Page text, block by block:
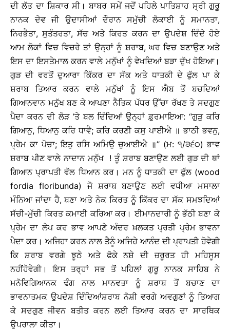
ਦੀ ਲੱਤ ਦਾ ਸ਼ਿਕਾਰ ਸੀ। ਬਾਬਰ ਸਮੇਂ ਜਦੋਂ ਪਹਿਲੇ ਪਾਤਿਸ਼ਾਹ ਸ੍ਰੀ ਗੁਰੂ
ਨਾਨਕ ਦੇਵ ਜੀ ਉਦਾਸੀਆਂ ਦੌਰਾਨ ਸਮੁੱਚੀ ਲੋਕਾਈ ਨੂੰ ਸਮਾਨਤਾ,
ਨਿਰਭੈਤਾ, ਸੁਤੰਤਰਤਾ, ਸੱਚ ਅਤੇ ਕਿਰਤ ਕਰਨ ਦਾ ਉਪਦੇਸ਼ ਦਿੰਦੇ ਹੋਏ
ਆਮ ਲੋਕਾਂ ਵਿਚ ਵਿਚਰੇ ਤਾਂ ਉਨ੍ਹਾਂ ਨੂੰ ਸ਼ਰਾਬ, ਘਰ ਵਿਚ ਬਣਾਉਣ ਅਤੇ
ਇਸ ਦਾ ਇਸਤੇਮਾਲ ਕਰਨ ਵਾਲੇ ਮਨੁੱਖਾਂ ਨੂੰ ਵੇਖਦਿਆਂ ਬੜਾ ਦੁੱਖ ਹੋਇਆ।
ਗੁੜ ਦੀ ਵਰਤੋਂ ਦੁਆਰਾ ਕਿੱਕਰ ਦਾ ਸੱਕ ਅਤੇ ਧਾਤਕੀ ਦੇ ਫੁੱਲ ਪਾ ਕੇ
ਸ਼ਰਾਬ ਤਿਆਰ ਕਰਨ ਵਾਲੇ ਮਨੁੱਖਾਂ ਨੂੰ ਇਸ ਐਬ ਤੋਂ ਬਚਦਿਆਂ
ਗਿਆਨਵਾਨ ਮਨੁੱਖ ਬਣ ਕੇ ਆਪਣਾ ਨੈਤਿਕ ਪੱਧਰ ਉੱਚਾ ਰੱਖਣ ਤੇ ਸਦਗੁਣ
ਪੈਦਾ ਕਰਨ ਦੀ ਲੋੜ ’ਤੇ ਬਲ ਦਿੰਦਿਆਂ ਉਨ੍ਹਾਂ ਫ਼ੁਰਮਾਇਆ: ‘‘ਗੁੜੁ ਕਰਿ
ਗਿਆਨੁ, ਧਿਆਨੁ ਕਰਿ ਧਾਵੈ; ਕਰਿ ਕਰਣੀ ਕਸੁ ਪਾਈਐ ॥ ਭਾਠੀ ਭਵਨੁ,
ਪ੍ਰੇਮ ਕਾ ਪੋਚਾ; ਇਤੁ ਰਸਿ ਅਮਿਉ ਚੁਆਈਐ ॥’’ (ਮ: ੧/੩੬੦) ਭਾਵ
ਸ਼ਰਾਬ ਪੀਣ ਵਾਲੇ ਨਾਦਾਨ ਮਨੁੱਖ ! ਤੂੰ ਸ਼ਰਾਬ ਬਣਾਉਣ ਲਈ ਗੁੜ ਦੀ ਥਾਂ
ਗਿਆਨ ਪ੍ਰਾਪਤੀ ਵੱਲ ਧਿਆਨ ਕਰ। ਮਨ ਨੂੰ ਧਾਤਕੀ ਦਾ ਫੁੱਲ (wood
fordia floribunda) ਜੋ ਸ਼ਰਾਬ ਬਣਾਉਣ ਲਈ ਵਧੀਆ ਮਸਾਲਾ
ਮੰਨਿਆ ਜਾਂਦਾ ਹੈ, ਬਣਾ ਅਤੇ ਨੇਕ ਕਿਰਤ ਨੂੰ ਕਿੱਕਰ ਦਾ ਸੱਕ ਸਮਝਦਿਆਂ
ਸੱਚੀ-ਮੁੱਚੀ ਕਿਰਤ ਕਮਾਈ ਕਰਿਆ ਕਰ। ਈਮਾਨਦਾਰੀ ਨੂੰ ਭੱਠੀ ਬਣਾ ਕੇ
ਪ੍ਰੇਮ ਦਾ ਲੇਪ ਕਰ ਭਾਵ ਆਪਣੇ ਅੰਦਰ ਖ਼ਲਕਤ ਪ੍ਰਤੀ ਪ੍ਰੇਮ ਭਾਵਨਾ
ਪੈਦਾ ਕਰ। ਅਜਿਹਾ ਕਰਨ ਨਾਲ ਤੈਨੂੰ ਅਜਿਹੇ ਆਨੰਦ ਦੀ ਪ੍ਰਾਪਤੀ ਹੋਵੇਗੀ
ਕਿ ਸ਼ਰਾਬ ਵਰਗੇ ਝੂਠੇ ਅਤੇ ਫੋਕੇ ਨਸ਼ੇ ਦੀ ਜ਼ਰੂਰਤ ਹੀ ਮਹਿਸੂਸ
ਨਹੀਂਹੋਵੇਗੀ। ਇਸ ਤਰ੍ਹਾਂ ਸਭ ਤੋਂ ਪਹਿਲਾਂ ਗੁਰੂ ਨਾਨਕ ਸਾਹਿਬ ਨੇ
ਮਨੋਵਿਗਿਆਨਕ ਢੰਗ ਨਾਲ ਮਾਨਵਤਾ ਨੂੰ ਸ਼ਰਾਬ ਤੋਂ ਬਚਾਣ ਦਾ
ਭਾਵਨਾਤਮਕ ਉਪਦੇਸ਼ ਦਿੰਦਿਆਂਸ਼ਰਾਬ ਨੋਸ਼ੀ ਵਰਗੇ ਅਵਗੁਣਾਂ ਨੂੰ ਤਿਆਗ
ਕੇ ਸਦਗੁਣ ਜੀਵਨ ਬਤੀਤ ਕਰਨ ਲਈ ਤਿਆਰ ਕਰਨ ਦਾ ਸਾਰਥਿਕ
ਉਪਰਾਲਾ ਕੀਤਾ।